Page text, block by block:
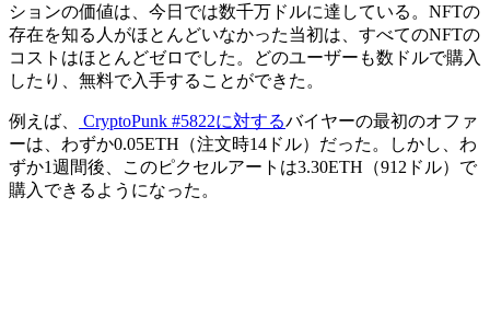
ションの価値は、今日では数千万ドルに達している。NFTの
存在を知る人がほとんどいなかった当初は、すべてのNFTの
コストはほとんどゼロでした。どのユーザーも数ドルで購入
したり、無料で入手することができた。
例えば、 CryptoPunk #5822に対するバイヤーの最初のオファ
ーは、わずか0.05ETH（注文時14ドル）だった。しかし、わ
ずか1週間後、このピクセルアートは3.30ETH（912ドル）で
購入できるようになった。